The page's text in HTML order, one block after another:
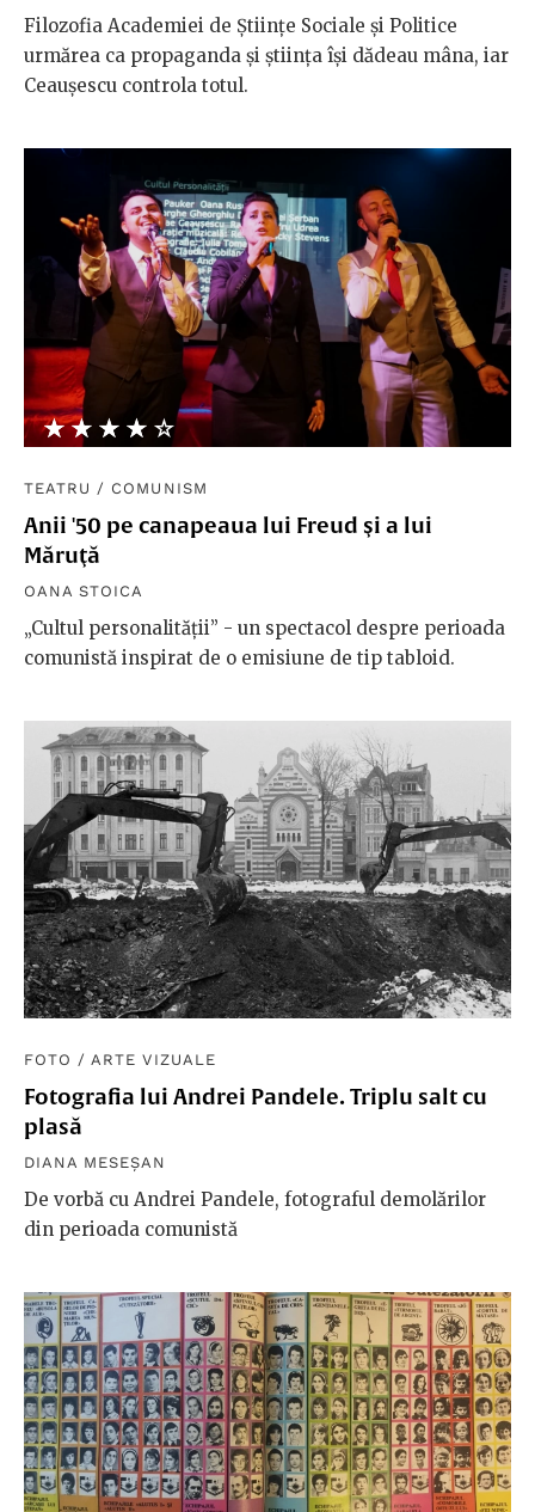
Filozofia Academiei de Științe Sociale și Politice
urmărea ca propaganda și știința își dădeau mâna, iar
Ceaușescu controla totul.
★★★★★
☆☆☆☆☆
TEATRU / COMUNISM
Anii '50 pe canapeaua lui Freud şi a lui
Măruţă
OANA STOICA
„Cultul personalității” - un spectacol despre perioada
comunistă inspirat de o emisiune de tip tabloid.
FOTO /ARTE VIZUALE
Fotografia lui Andrei Pandele. Triplu salt cu
plasă
DIANA MESEȘAN
De vorbă cu Andrei Pandele, fotograful demolărilor
din perioada comunistă